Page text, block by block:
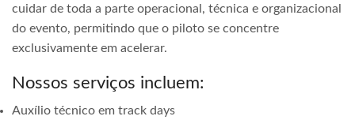
cuidar de toda a parte operacional, técnica e organizacional
do evento, permitindo que o piloto se concentre
exclusivamente em acelerar.
Nossos serviços incluem:
Auxílio técnico em track days